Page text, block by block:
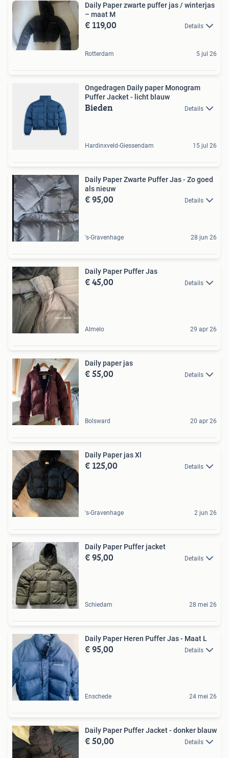
Daily Paper zwarte puffer jas / winterjas
– maat M
€ 119,00 Details
Rotterdam 5 jul 26
Ongedragen Daily paper Monogram
Puffer Jacket - licht blauw
Bieden Details
Hardinxveld-Giessendam 15 jul 26
Daily Paper Zwarte Puffer Jas - Zo goed
als nieuw
€ 95,00 Details
's-Gravenhage 28 jun 26
Daily Paper Puffer Jas
€ 45,00 Details
Almelo 29 apr 26
Daily paper jas
€ 55,00 Details
Bolsward 20 apr 26
Daily Paper jas Xl
€ 125,00 Details
's-Gravenhage 2 jun 26
Daily Paper Puffer jacket
€ 95,00 Details
Schiedam 28 mei 26
Daily Paper Heren Puffer Jas - Maat L
€ 95,00 Details
Enschede 24 mei 26
Daily Paper Puffer Jacket - donker blauw
€ 50,00 Details